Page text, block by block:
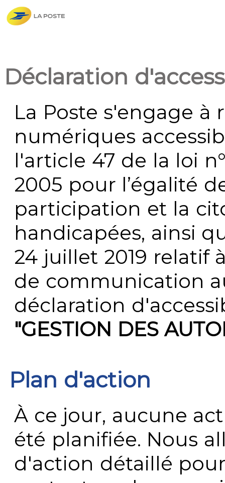
Déclaration
La Poste s'engage à
numériques
l'article 47 de la loi
2005 pour l’égalité
participation et la
handicapées, ainsi
24 juillet 2019 relatif
de communication
déclaration
"GESTION DES
Plan d'action
À ce jour, aucune
été planifiée. Nous
d'action détaillé